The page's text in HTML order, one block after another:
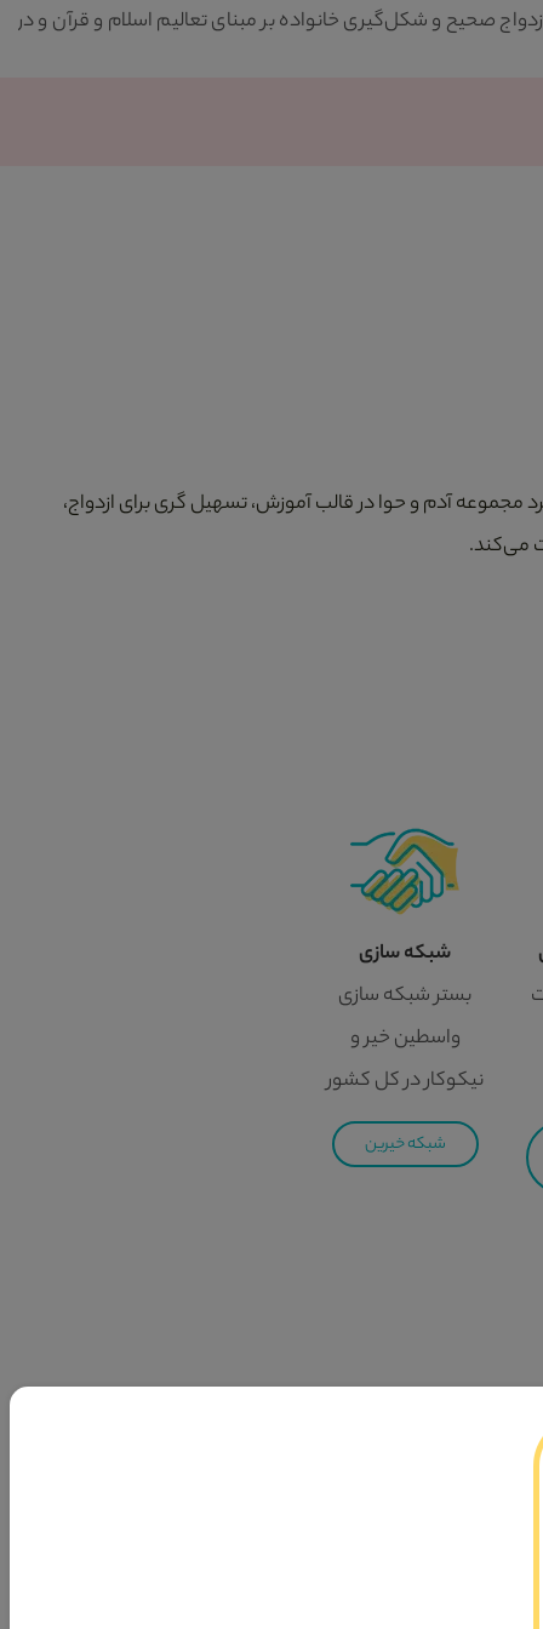
صحیح و شکل‌گیری خانواده بر مبنای تعالیم اسلام و قرآن و در
آدم و حوا در قالب آموزش، تسهیل گری برای ازدواج،
می‌کند.
شبکه سازی
بستر شبکه سازی
واسطین خیر و
نیکوکار در کل کشور
شبکه خیرین
ازدواج و خانواده در جهت پیشبرد فرمایش مقام معظم
نیل به سمت جامعه اسلامی تشکیل شده است.
متعال می‌فرماید «وَأَنْکِحُوا الْأَیامى‌ مِنْکُمْ وَ الصَّالِحینَ مِنْ